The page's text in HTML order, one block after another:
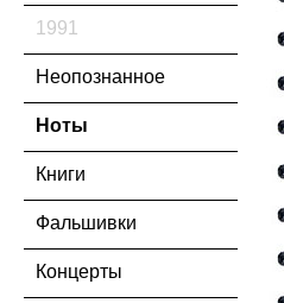
1991
Неопознанное
Ноты
Книги
Фальшивки
Концерты